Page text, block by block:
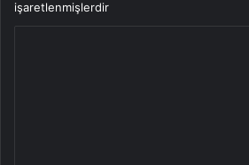
işaretlenmişlerdir